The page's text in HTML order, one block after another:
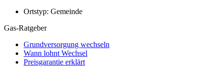
Ortstyp: Gemeinde
Gas-Ratgeber
Grundversorgung wechseln
Wann lohnt Wechsel
Preisgarantie erklärt